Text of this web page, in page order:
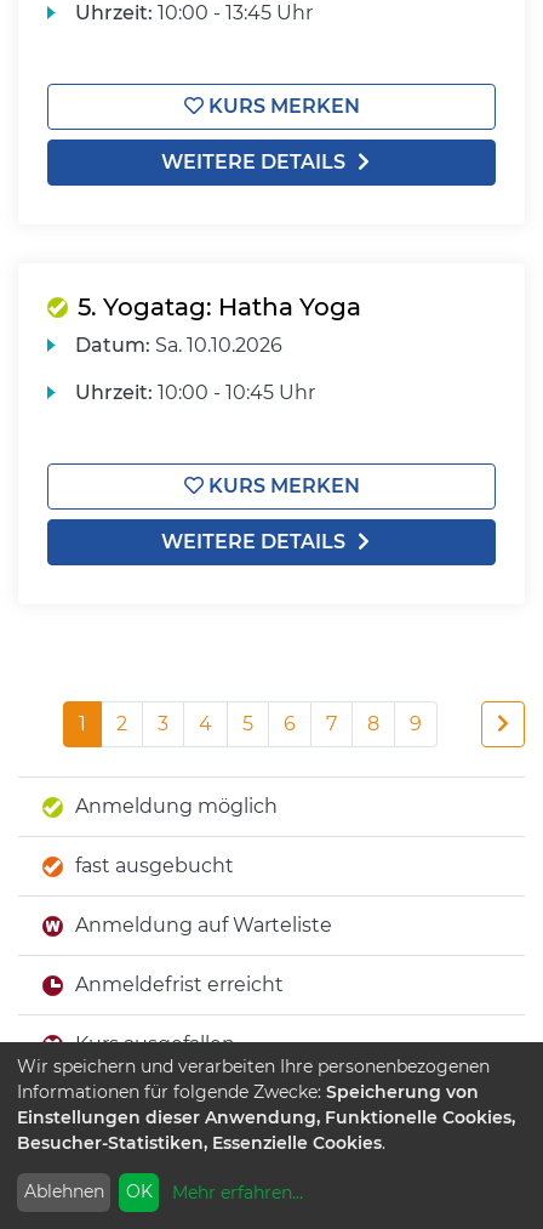
Uhrzeit: 10:00 - 13:45 Uhr
KURS MERKEN
WEITERE DETAILS
5. Yogatag: Hatha Yoga
Datum: Sa. 10.10.2026
Uhrzeit: 10:00 - 10:45 Uhr
KURS MERKEN
WEITERE DETAILS
1 2 3 4 5 6 7 8 9
Anmeldung möglich
fast ausgebucht
Anmeldung auf Warteliste
Anmeldefrist erreicht
Kurs ausgefallen
Keine Anmeldung möglich
Beginn
Wir speichern und verarbeiten Ihre personenbezogenen
Informationen für folgende Zwecke: Speicherung von
Einstellungen dieser Anwendung, Funktionelle Cookies,
Besucher-Statistiken, Essenzielle Cookies.
Ablehnen OK Mehr erfahren...